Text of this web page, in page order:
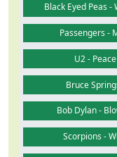
Black Eyed Peas
Passengers -
U2 -
Bruce
Bob Dylan -
Scorpions -